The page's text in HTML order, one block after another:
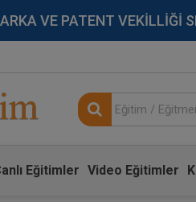
VE PATENT VEKİLLİĞİ
Eğitimler Video Eğitimler